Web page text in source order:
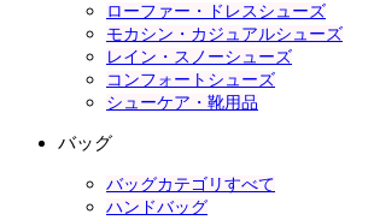
ローファー・ドレスシューズ
モカシン・カジュアルシューズ
レイン・スノーシューズ
コンフォートシューズ
シューケア・靴用品
バッグ
バッグカテゴリすべて
ハンドバッグ